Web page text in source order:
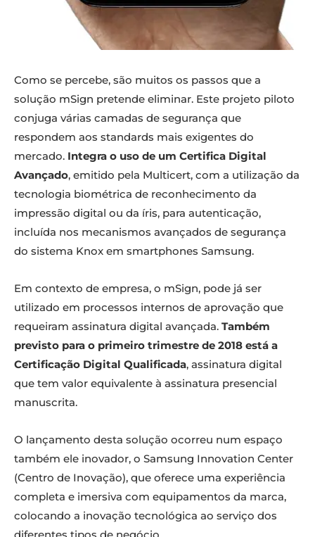
Como se percebe, são muitos os passos que a
solução mSign pretende eliminar. Este projeto piloto
conjuga várias camadas de segurança que
respondem aos standards mais exigentes do
mercado. Integra o uso de um Certifica Digital
Avançado, emitido pela Multicert, com a utilização da
tecnologia biométrica de reconhecimento da
impressão digital ou da íris, para autenticação,
incluída nos mecanismos avançados de segurança
do sistema Knox em smartphones Samsung.
Em contexto de empresa, o mSign, pode já ser
utilizado em processos internos de aprovação que
requeiram assinatura digital avançada. Também
previsto para o primeiro trimestre de 2018 está a
Certificação Digital Qualificada, assinatura digital
que tem valor equivalente à assinatura presencial
manuscrita.
O lançamento desta solução ocorreu num espaço
também ele inovador, o Samsung Innovation Center
(Centro de Inovação), que oferece uma experiência
completa e imersiva com equipamentos da marca,
colocando a inovação tecnológica ao serviço dos